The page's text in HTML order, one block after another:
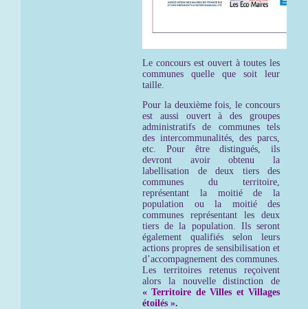
Le concours est ouvert à toutes les
communes quelle que soit leur
taille.
Pour la deuxième fois, le concours
est aussi ouvert à des groupes
administratifs de communes tels
des intercommunalités, des parcs,
etc. Pour être distingués, ils
devront avoir obtenu la
labellisation de deux tiers des
communes du territoire,
représentant la moitié de la
population ou la moitié des
communes représentant les deux
tiers de la population. Ils seront
également qualifiés selon leurs
actions propres de sensibilisation et
d’accompagnement des communes.
Les territoires retenus reçoivent
alors la nouvelle distinction de
« Territoire de Villes et Villages
étoilés ».